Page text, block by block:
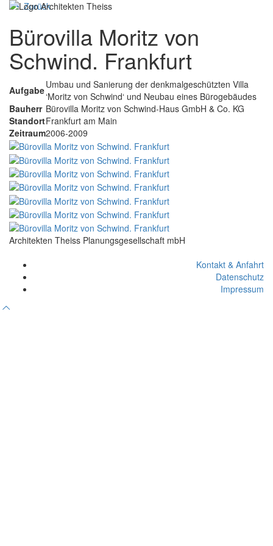
Zurück
Bürovilla Moritz von
Schwind. Frankfurt
AufgabeUmbau und Sanierung der denkmalgeschützten Villa
‘Moritz von Schwind‘ und Neubau eines Bürogebäudes
Bauherr Bürovilla Moritz von Schwind-Haus GmbH & Co. KG
StandortFrankfurt am Main
Zeitraum2006-2009
Architekten Theiss Planungsgesellschaft mbH
Kontakt & Anfahrt
Datenschutz
Impressum